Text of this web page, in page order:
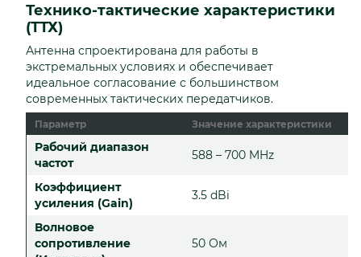
Технико-тактические характеристики
(ТТХ)
Антенна спроектирована для работы в
экстремальных условиях и обеспечивает
идеальное согласование с большинством
современных тактических передатчиков.
Параметр Значение характеристики
Рабочий диапазон
частот
588 – 700 MHz
Коэффициент
усиления (Gain)
3.5 dBi
Волновое
сопротивление
50 Ом